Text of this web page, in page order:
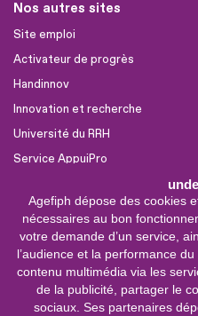
Agefiph dépose des cookies
nécessaires au bon
votre demande d’un service,
l’audience et la performance
contenu multimédia via les
de la publicité, partager le
sociaux. Ses partenaires
Nos autres sites
Site emploi
Activateur de progrès
Handinnov
Innovation et recherche
Université du RRH
Service AppuiPro
Nous suivre
Youtube
Facebook